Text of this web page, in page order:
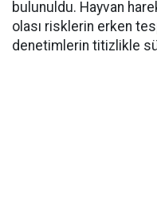
bulunuldu. Hayvan
olası risklerin erken
denetimlerin titizlikle